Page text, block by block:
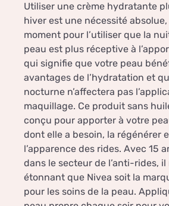
Utiliser une crème hydratante
hiver est une nécessité
moment pour l’utiliser que la
peau est plus réceptive à
qui signifie que votre peau
avantages de l’hydratation et
nocturne n’affectera pas
maquillage. Ce produit sans
conçu pour apporter à votre
dont elle a besoin, la régénérer
l’apparence des rides. Avec 15
dans le secteur de l’anti-rides, il
étonnant que Nivea soit la
pour les soins de la peau.